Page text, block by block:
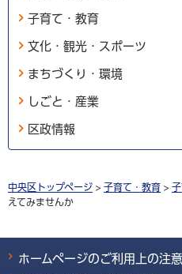
子育て・教育
文化・観光・スポーツ
まちづくり・環境
しごと・産業
区政情報
中央区トップページ > 子育て・教育 >
えてみませんか
ホームページのご利用上の注